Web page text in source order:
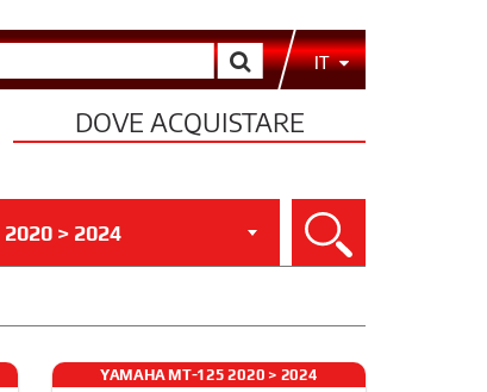
Cerca IT
DOVE ACQUISTARE
2020 > 2024 Cerca
YAMAHA MT-125 2020 > 2024